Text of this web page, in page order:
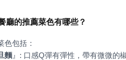
廳的推薦菜色有哪些？
麵 』